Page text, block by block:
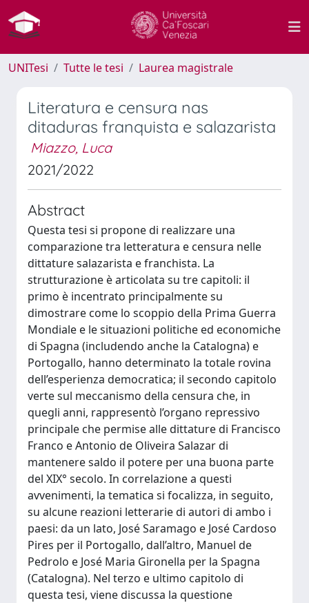
UNITesi Tutte le tesi Laurea magistrale
Literatura e censura nas
ditaduras franquista e salazarista
Miazzo, Luca
2021/2022
Abstract
Questa tesi si propone di realizzare una
comparazione tra letteratura e censura nelle
dittature salazarista e franchista. La
strutturazione è articolata su tre capitoli: il
primo è incentrato principalmente su
dimostrare come lo scoppio della Prima Guerra
Mondiale e le situazioni politiche ed economiche
di Spagna (includendo anche la Catalogna) e
Portogallo, hanno determinato la totale rovina
dell’esperienza democratica; il secondo capitolo
verte sul meccanismo della censura che, in
quegli anni, rappresentò l’organo repressivo
principale che permise alle dittature di Francisco
Franco e Antonio de Oliveira Salazar di
mantenere saldo il potere per una buona parte
del XIX° secolo. In correlazione a questi
avvenimenti, la tematica si focalizza, in seguito,
su alcune reazioni letterarie di autori di ambo i
paesi: da un lato, José Saramago e José Cardoso
Pires per il Portogallo, dall’altro, Manuel de
Pedrolo e José Maria Gironella per la Spagna
(Catalogna). Nel terzo e ultimo capitolo di
questa tesi, viene discussa la questione